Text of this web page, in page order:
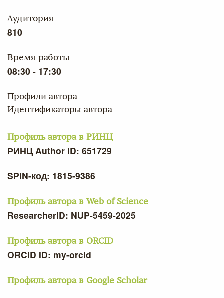
Аудитория
810
Время работы
08:30 - 17:30
Профили автора
Идентификаторы автора
Профиль автора в РИНЦ
РИНЦ Author ID: 651729
SPIN-код: 1815-9386
Профиль автора в Web of Science
ResearcherID: NUP-5459-2025
Профиль автора в ORCID
ORCID ID: my-orcid
Профиль автора в Google Scholar